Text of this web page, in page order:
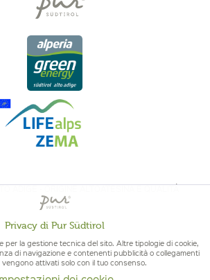
CONTROLLATA
Privacy di Pur Südtirol
per la gestione tecnica del sito. Altre tipologie di cookie,
di navigazione e contenenti pubblicità o collegamenti
vengono attivati solo con il tuo consenso.